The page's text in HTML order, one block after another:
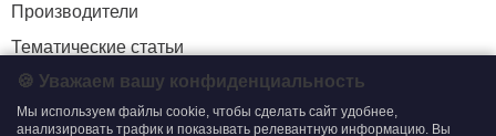
Производители
Тематические статьи
+7 (495) 204-19-33
🍪 Уважаем вашу конфиденциальность
Мы используем файлы cookie, чтобы сделать сайт удобнее,
анализировать трафик и показывать релевантную информацию. Вы